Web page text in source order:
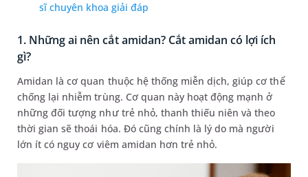
sĩ chuyên khoa giải đáp
1. Những ai nên cắt amidan? Cắt amidan có lợi ích
gì?
Amidan là cơ quan thuộc hệ thống miễn dịch, giúp cơ thể
chống lại nhiễm trùng. Cơ quan này hoạt động mạnh ở
những đối tượng như trẻ nhỏ, thanh thiếu niên và theo
thời gian sẽ thoái hóa. Đó cũng chính là lý do mà người
lớn ít có nguy cơ viêm amidan hơn trẻ nhỏ.